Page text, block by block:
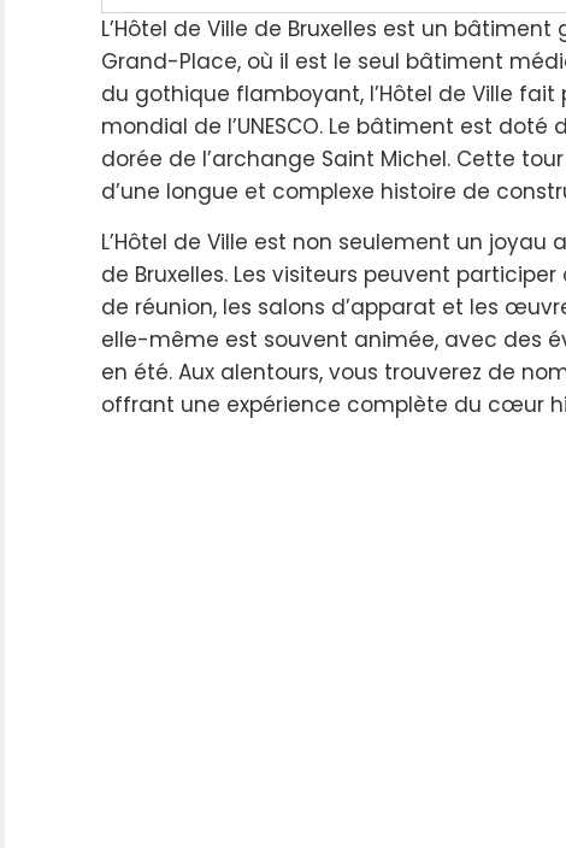
L’Hôtel de Ville de Bruxelles est un
Grand-Place, où il est le seul bâtiment
du gothique flamboyant, l’Hôtel de Ville
mondial de l’UNESCO. Le bâtiment est
dorée de l’archange Saint Michel. Cette
d’une longue et complexe histoire de
L’Hôtel de Ville est non seulement un
de Bruxelles. Les visiteurs peuvent
de réunion, les salons d’apparat et les
elle-même est souvent animée, avec des
en été. Aux alentours, vous trouverez de
offrant une expérience complète du cœur